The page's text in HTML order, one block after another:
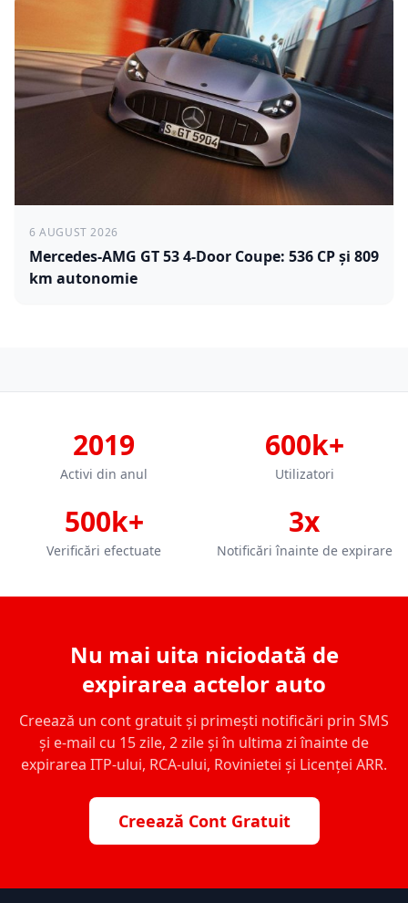
6 AUGUST 2026
Mercedes-AMG GT 53 4-Door Coupe: 536 CP și 809
km autonomie
2019
Activi din anul
600k+
Utilizatori
500k+
Verificări efectuate
3x
Notificări înainte de expirare
Nu mai uita niciodată de
expirarea actelor auto
Creează un cont gratuit și primești notificări prin SMS
și e-mail cu 15 zile, 2 zile și în ultima zi înainte de
expirarea ITP-ului, RCA-ului, Rovinietei și Licenței ARR.
Creează Cont Gratuit